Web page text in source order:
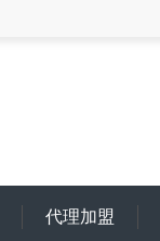
代理加盟